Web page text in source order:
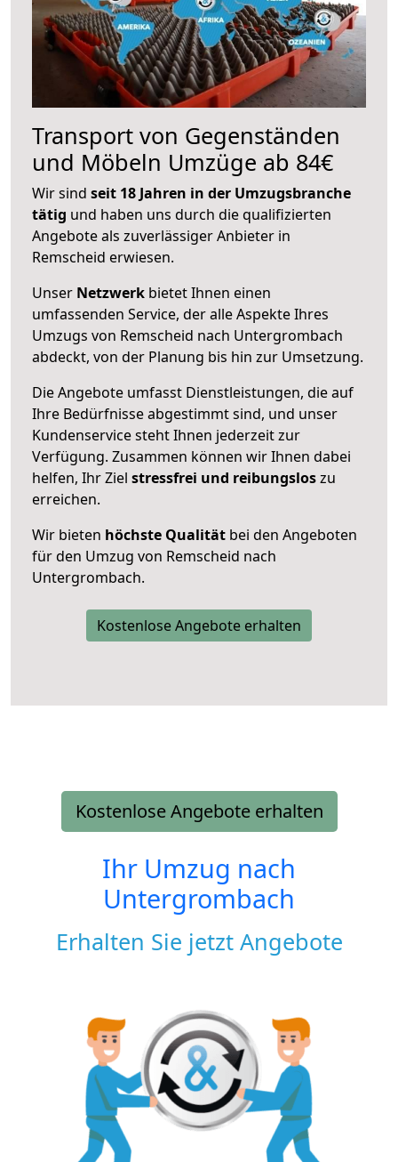
Transport von Gegenständen
und Möbeln Umzüge ab 84€
Wir sind seit 18 Jahren in der Umzugsbranche
tätig und haben uns durch die qualifizierten
Angebote als zuverlässiger Anbieter in
Remscheid erwiesen.
Unser Netzwerk bietet Ihnen einen
umfassenden Service, der alle Aspekte Ihres
Umzugs von Remscheid nach Untergrombach
abdeckt, von der Planung bis hin zur Umsetzung.
Die Angebote umfasst Dienstleistungen, die auf
Ihre Bedürfnisse abgestimmt sind, und unser
Kundenservice steht Ihnen jederzeit zur
Verfügung. Zusammen können wir Ihnen dabei
helfen, Ihr Ziel stressfrei und reibungsloszu
erreichen.
Wir bieten höchste Qualität bei den Angeboten
für den Umzug von Remscheid nach
Untergrombach.
Kostenlose Angebote erhalten
Kostenlose Angebote erhalten
Ihr Umzug nach
Untergrombach
Erhalten Sie jetzt Angebote